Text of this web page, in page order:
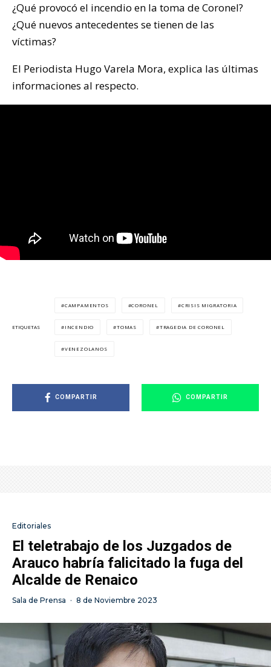
¿Qué provocó el incendio en la toma de Coronel?
¿Qué nuevos antecedentes se tienen de las
víctimas?
El Periodista Hugo Varela Mora, explica las últimas
informaciones al respecto.
ETIQUETAS
CAMPAMENTOS CORONEL CRISIS MIGRATORIA
INCENDIO TOMAS TRAGEDIA DE CORONEL
VENEZOLANOS
COMPARTIR COMPARTIR
Editoriales
El teletrabajo de los Juzgados de
Arauco habría falicitado la fuga del
Alcalde de Renaico
Sala de Prensa · 8 de Noviembre 2023